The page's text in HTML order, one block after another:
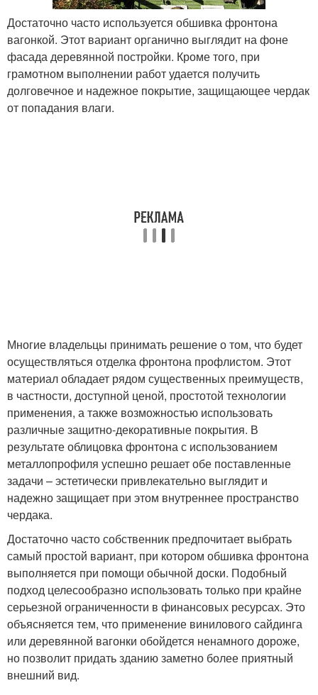
Достаточно часто используется обшивка фронтона
вагонкой. Этот вариант органично выглядит на фоне
фасада деревянной постройки. Кроме того, при
грамотном выполнении работ удается получить
долговечное и надежное покрытие, защищающее чердак
от попадания влаги.
Многие владельцы принимать решение о том, что будет
осуществляться отделка фронтона профлистом. Этот
материал обладает рядом существенных преимуществ,
в частности, доступной ценой, простотой технологии
применения, а также возможностью использовать
различные защитно-декоративные покрытия. В
результате облицовка фронтона с использованием
металлопрофиля успешно решает обе поставленные
задачи – эстетически привлекательно выглядит и
надежно защищает при этом внутреннее пространство
чердака.
Достаточно часто собственник предпочитает выбрать
самый простой вариант, при котором обшивка фронтона
выполняется при помощи обычной доски. Подобный
подход целесообразно использовать только при крайне
серьезной ограниченности в финансовых ресурсах. Это
объясняется тем, что применение винилового сайдинга
или деревянной вагонки обойдется ненамного дороже,
но позволит придать зданию заметно более приятный
внешний вид.